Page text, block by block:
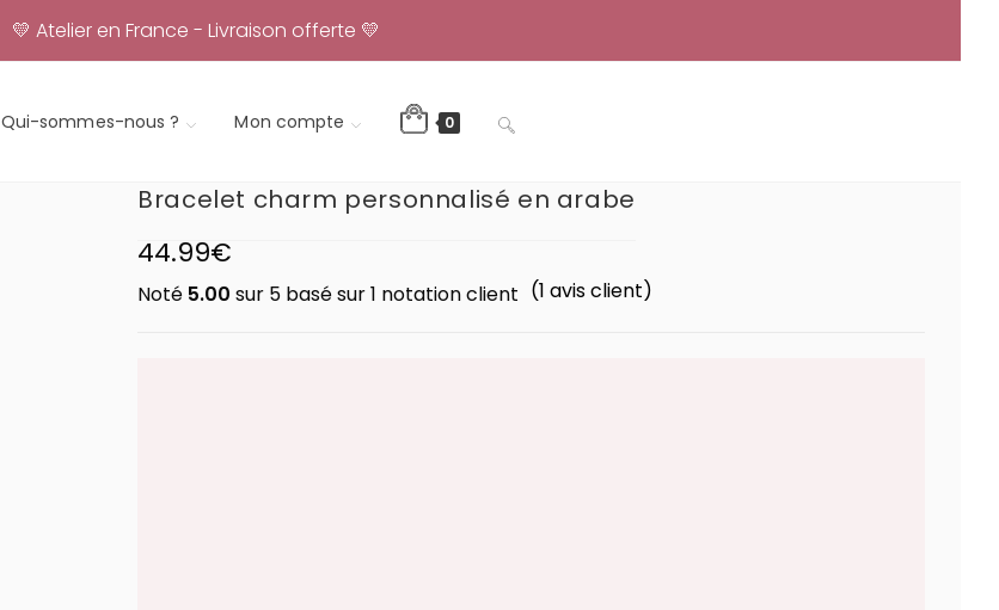
💛 Atelier en France - Livraison offerte 💛
Qui-sommes-nous ? Mon compte 0 Toggle
Bracelet charm personnalisé en arabe
44.99€
Noté 5.00 sur 5 basé sur1 notation client (1 avis client)